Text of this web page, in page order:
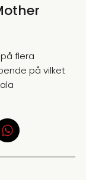
flera
på vilket